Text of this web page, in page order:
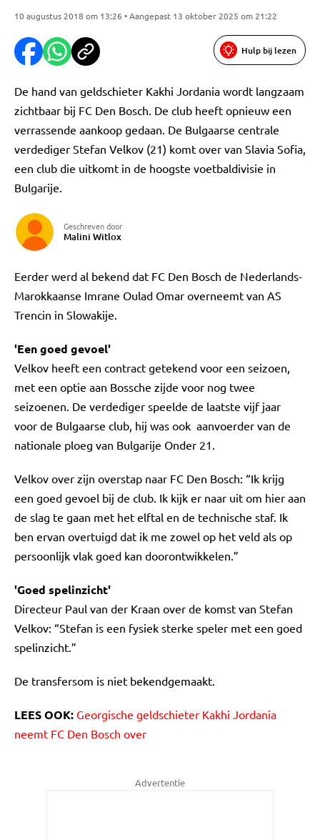
10 augustus 2018 om 13:26 • Aangepast 13 oktober 2025 om 21:22
Hulp bij lezen
De hand van geldschieter Kakhi Jordania wordt langzaam
zichtbaar bij FC Den Bosch. De club heeft opnieuw een
verrassende aankoop gedaan. De Bulgaarse centrale
verdediger Stefan Velkov (21) komt over van Slavia Sofia,
een club die uitkomt in de hoogste voetbaldivisie in
Bulgarije.
Geschreven door
Malini Witlox
Eerder werd al bekend dat FC Den Bosch de Nederlands-
Marokkaanse Imrane Oulad Omar overneemt van AS
Trencin in Slowakije.
'Een goed gevoel'
Velkov heeft een contract getekend voor een seizoen,
met een optie aan Bossche zijde voor nog twee
seizoenen. De verdediger speelde de laatste vijf jaar
voor de Bulgaarse club, hij was ook aanvoerder van de
nationale ploeg van Bulgarije Onder 21.
Velkov over zijn overstap naar FC Den Bosch: “Ik krijg
een goed gevoel bij de club. Ik kijk er naar uit om hier aan
de slag te gaan met het elftal en de technische staf. Ik
ben ervan overtuigd dat ik me zowel op het veld als op
persoonlijk vlak goed kan doorontwikkelen.”
'Goed spelinzicht'
Directeur Paul van der Kraan over de komst van Stefan
Velkov: “Stefan is een fysiek sterke speler met een goed
spelinzicht.”
De transfersom is niet bekendgemaakt.
LEES OOK: Georgische geldschieter Kakhi Jordania
neemt FC Den Bosch over
Advertentie